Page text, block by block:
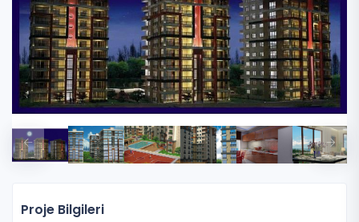
Proje Bilgileri